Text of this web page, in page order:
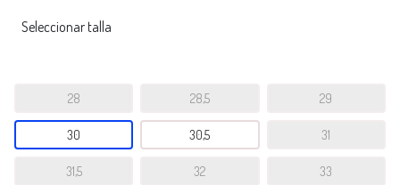
Seleccionar talla
28 28,5 29
30 30,5 31
31,5 32 33